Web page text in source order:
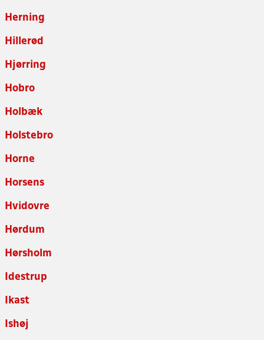
Herning
Hillerød
Hjørring
Hobro
Holbæk
Holstebro
Horne
Horsens
Hvidovre
Hørdum
Hørsholm
Idestrup
Ikast
Ishøj